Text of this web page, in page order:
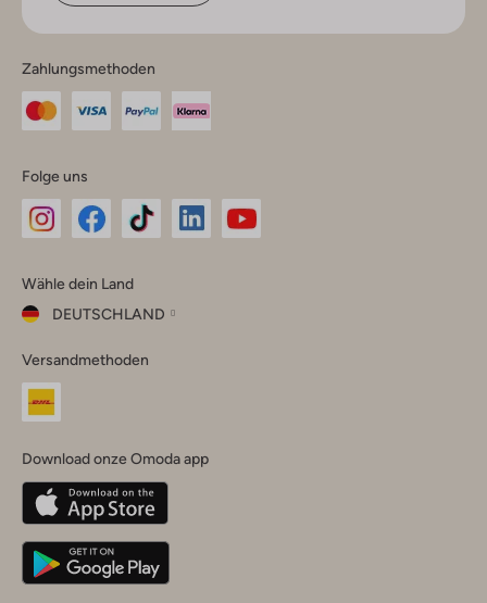
Zahlungsmethoden
Folge uns
Instagram
Facebook
TikTok
Wähle dein Land
DEUTSCHLAND
dein
Land
Belgique(Français)
Deutschland
Versandmethoden
Download onze Omoda app